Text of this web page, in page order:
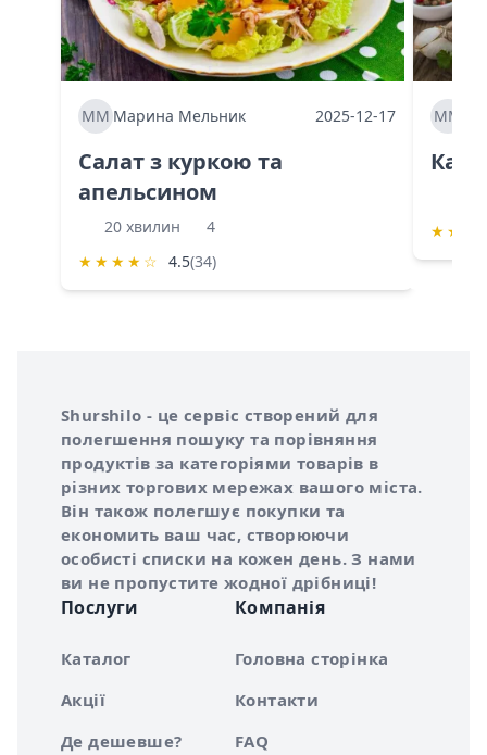
ММ Марина Мельник 2025-12-17
Салат з куркою та
апельсином
20 хвилин
4
★ ★ ★ ★ ☆ 4.5(34)
ММ
★ ★
Про сервіс Shurshilo
Shurshilo - це сервіс створений для
полегшення пошуку та порівняння
продуктів за категоріями товарів в
різних торгових мережах вашого міста.
Він також полегшує покупки та
економить ваш час, створюючи
особисті списки на кожен день. З нами
ви не пропустите жодної дрібниці!
Послуги
Каталог
Акції
Де дешевше?
Компанія
Головна сторінка
Контакти
FAQ